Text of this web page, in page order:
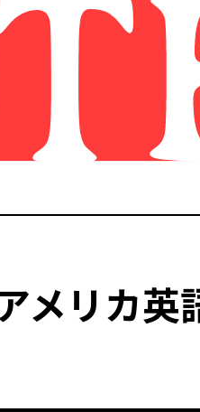
メリカ英